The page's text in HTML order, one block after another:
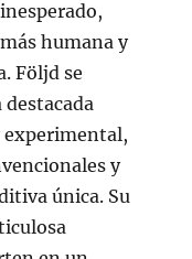
humana y
Följd se
experimental,
y
única. Su